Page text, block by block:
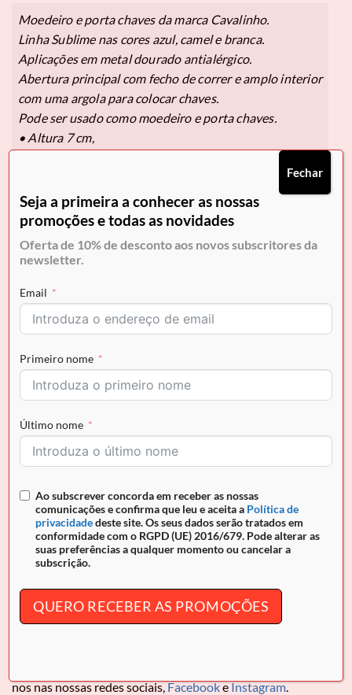
original
era:
€38.90.
atual
é:
€35.01.
Moedeiro e porta chaves da marca Cavalinho.
Linha Sublime nas cores azul, camel e branca.
Aplicações em metal dourado antialérgico.
Abertura principal com fecho de correr e amplo interior
com uma argola para colocar chaves.
Pode ser usado como moedeiro e porta chaves.
• Altura 7 cm,
Pague em 3x de 11,67€
Selecione Klarna no checkout.
COMPRAR AGORA
Envio grátis para Portugal em encomendas superiores a
50€ e pagamento seguro
REF:26060250.48.99
DESCRIÇÃO
INFORMAÇÃO ADICIONAL
Moedeiro CavalinhoSublime
O acessório prático que organiza o seu dia. Fecho de correr
seguro. Design compacto e funcional. Qualidade
nos nas nossas redes sociais,FacebookeInstagram.
Seja a primeira a conhecer as nossas
promoções e todas as novidades
Oferta de 10% de desconto aos novos subscritores da
newsletter.
Email
Primeiro nome
Último nome
Ao subscrever concorda em receber as nossas
comunicações e confirma que leu e aceita a Política de
privacidadedeste site. Os seus dados serão tratados em
conformidade com o RGPD (UE) 2016/679. Pode alterar as
suas preferências a qualquer momento ou cancelar a
subscrição.
QUERO RECEBER AS PROMOÇÕES
Fechar